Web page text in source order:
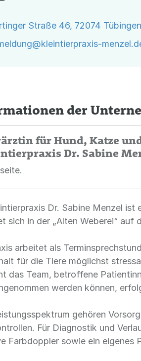
Straße 46, 72074 Tübingen
kleintierpraxis-
der
für Hund, Katze
Dr. Sabine
Dr. Sabine Menzel
sich in der „Alten Weberei“ auf
arbeitet als
für die Tiere möglichst
das Team, betroffene
werden können,
gehören
Für Diagnostik und
Farbdoppler sowie ein eigenes